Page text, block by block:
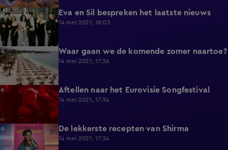
4:02 Eva en Sil bespreken het laatste nieuws
14 mei 2021, 18:03
7:46 Waar gaan we de komende zomer naartoe?
14 mei 2021, 17:36
13:06 Aftellen naar het Eurovisie Songfestival
14 mei 2021, 17:34
2:06 De lekkerste recepten van Shirma
14 mei 2021, 17:34